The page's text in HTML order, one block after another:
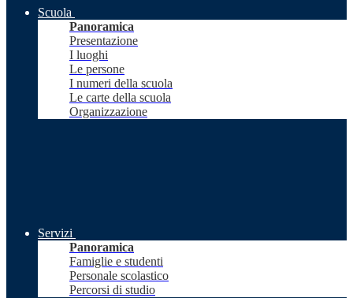
Scuola
Panoramica
Presentazione
I luoghi
Le persone
I numeri della scuola
Le carte della scuola
Organizzazione
Servizi
Panoramica
Famiglie e studenti
Personale scolastico
Percorsi di studio